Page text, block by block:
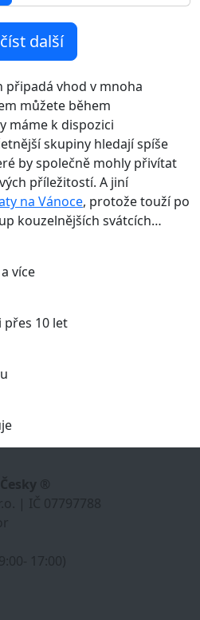
další
připadá vhod v mnoha
můžete během
máme k dispozici
skupiny hledají spíše
by společně mohly přivítat
příležitostí. A jiní
na Vánoce, protože touží po
kouzelnějších svátcích…
více
přes 10 let
®
| IČ 07797788
17:00)